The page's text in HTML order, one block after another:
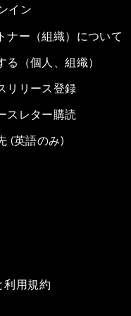
イン
ナー（組織）について
る（個人、組織）
リリース登録
スレター購読
(英語のみ)
利用規約